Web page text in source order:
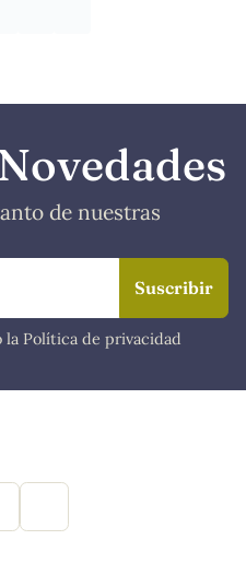
de nuestras
la Política de privacidad